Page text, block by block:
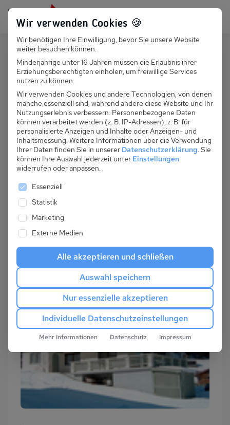
Persönlich für dich da: +49 251 899 050
Suchfeld
Suchen
A 256.050 - Ferienhaus Binder
Wir verwenden Cookies 🍪
Wir benötigen Ihre Einwilligung, bevor Sie unsere Website
weiter besuchen können.
Minderjährige unter 16 Jahren müssen die Erlaubnis ihrer
Erziehungsberechtigten einholen, um freiwillige Services
nutzen zu können.
Wir verwenden Cookies und andere Technologien, von denen
manche essenziell sind, während andere diese Website und Ihr
Nutzungserlebnis verbessern. Personenbezogene Daten
können verarbeitet werden (z. B. IP-Adressen), z. B. für
personalisierte Anzeigen und Inhalte oder Anzeigen- und
Inhaltsmessung. Weitere Informationen über die Verwendung
Ihrer Daten finden Sie in unserer Datenschutzerklärung. Sie
können Ihre Auswahl jederzeit unter Einstellungen
widerrufen oder anpassen.
Es folgt eine Liste der Service-Gruppen, für die
Essenziell
Statistik
Marketing
Externe Medien
Alle akzeptieren und schließen
Auswahl speichern
Nur essenzielle akzeptieren
Individuelle Datenschutzeinstellungen
Mehr Informationen Datenschutz Impressum